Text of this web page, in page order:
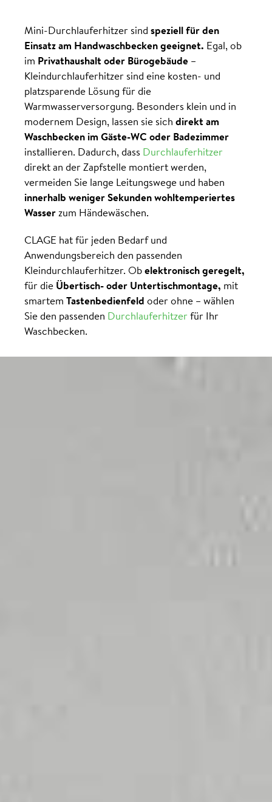
Mini-Durchlauferhitzer sindspeziell für den
Einsatz am Handwaschbecken geeignet. Egal, ob
im Privathaushalt oder Bürogebäude –
Kleindurchlauferhitzer sind eine kosten- und
platzsparende Lösung für die
Warmwasserversorgung. Besonders klein und in
modernem Design, lassen sie sichdirekt am
Waschbecken im Gäste-WC oder Badezimmer
installieren. Dadurch, dass Durchlauferhitzer
direkt an der Zapfstelle montiert werden,
vermeiden Sie lange Leitungswege und haben
innerhalb weniger Sekunden wohltemperiertes
Wasserzum Händewäschen.
CLAGE hat für jeden Bedarf und
Anwendungsbereich den passenden
Kleindurchlauferhitzer. Obelektronisch geregelt,
für die Übertisch- oder Untertischmontage, mit
smartemTastenbedienfeld oder ohne – wählen
Sie den passenden Durchlauferhitzerfür Ihr
Waschbecken.